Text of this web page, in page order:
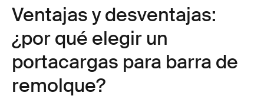
Ventajas y desventajas:
¿por qué elegir un
portacargas para barra de
remolque?